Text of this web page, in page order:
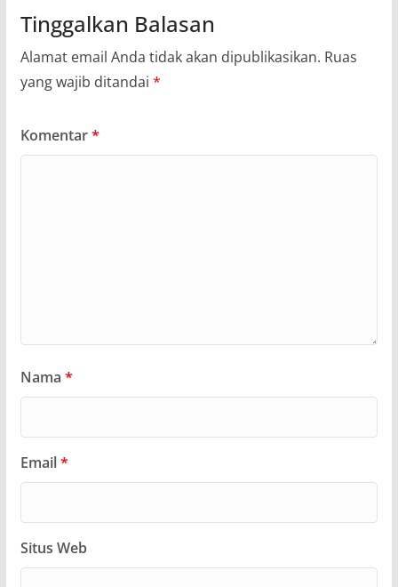
Tinggalkan Balasan
Alamat email Anda tidak akan dipublikasikan. Ruas
yang wajib ditandai *
Komentar*
Nama *
Email*
Situs Web